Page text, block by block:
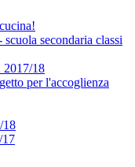
secondaria classi
2017/18
per l'accoglienza
18
17